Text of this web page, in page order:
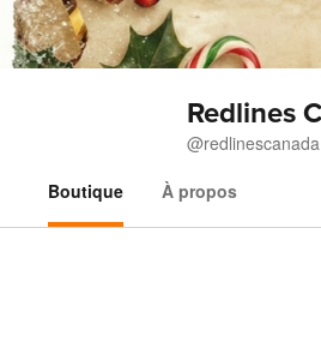
Redlines
@redlinescanada
Boutique
À propos